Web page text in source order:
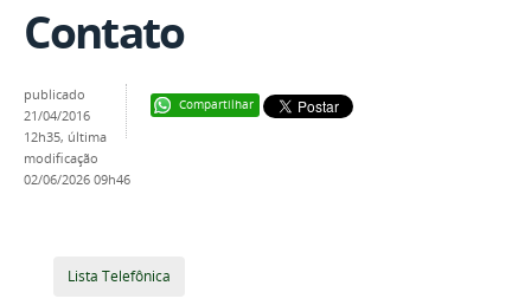
Contato
Compartilhar
publicado
21/04/2016
12h35, última
modificação
02/06/2026 09h46
Lista Telefônica